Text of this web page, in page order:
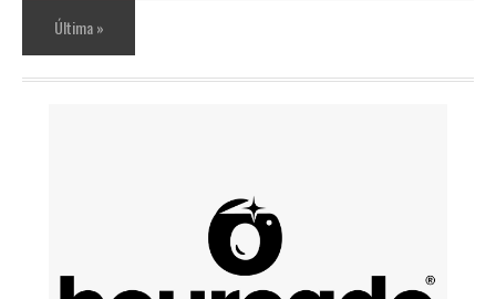
Última »